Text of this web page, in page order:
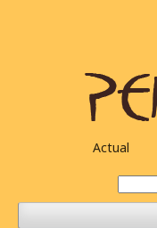
Actual